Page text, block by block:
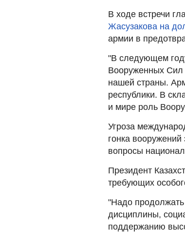
В ходе встречи
Жасузакова на
армии в
"В следующем
Вооруженных Сил
нашей страны.
республики. В
и мире роль
Угроза
гонка
вопросы
Президент
требующих
"Надо продолжать
дисциплины,
поддержанию